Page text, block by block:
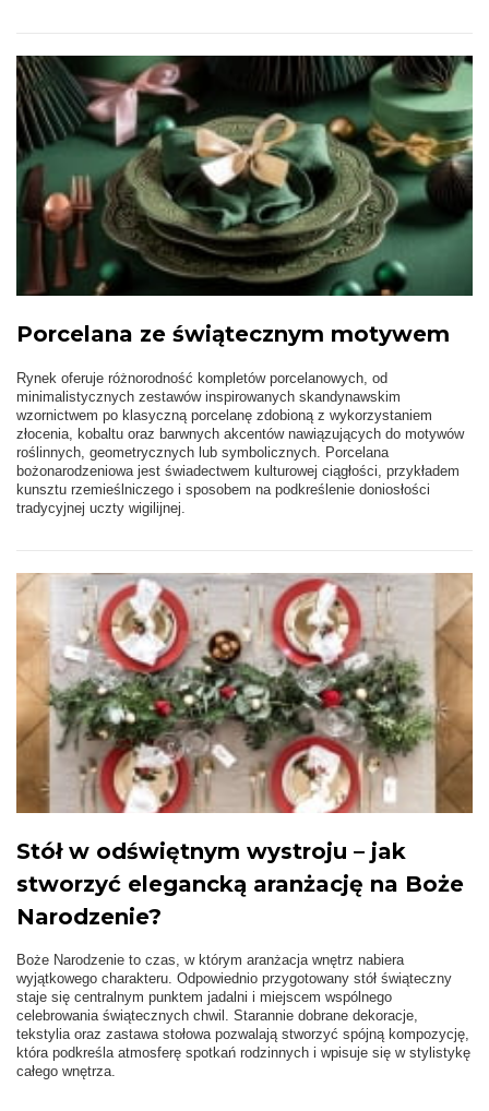
Porcelana ze świątecznym motywem
Rynek oferuje różnorodność kompletów porcelanowych, od
minimalistycznych zestawów inspirowanych skandynawskim
wzornictwem po klasyczną porcelanę zdobioną z wykorzystaniem
złocenia, kobaltu oraz barwnych akcentów nawiązujących do motywów
roślinnych, geometrycznych lub symbolicznych. Porcelana
bożonarodzeniowa jest świadectwem kulturowej ciągłości, przykładem
kunsztu rzemieślniczego i sposobem na podkreślenie doniosłości
tradycyjnej uczty wigilijnej.
Stół w odświętnym wystroju – jak
stworzyć elegancką aranżację na Boże
Narodzenie?
Boże Narodzenie to czas, w którym aranżacja wnętrz nabiera
wyjątkowego charakteru. Odpowiednio przygotowany stół świąteczny
staje się centralnym punktem jadalni i miejscem wspólnego
celebrowania świątecznych chwil. Starannie dobrane dekoracje,
tekstylia oraz zastawa stołowa pozwalają stworzyć spójną kompozycję,
która podkreśla atmosferę spotkań rodzinnych i wpisuje się w stylistykę
całego wnętrza.